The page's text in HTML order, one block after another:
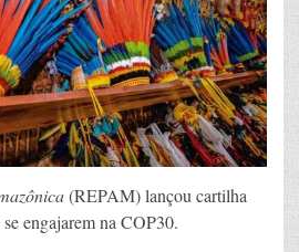
(REPAM) lançou cartilha
engajarem na COP30.